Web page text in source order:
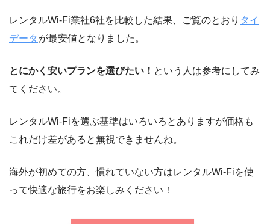
レンタルWi-Fi業社6社を比較した結果、ご覧のとおり タイ
データ が最安値となりました。
とにかく安いプランを選びたい！ という人は参考にしてみ
てください。
レンタルWi-Fiを選ぶ基準はいろいろとありますが価格も
これだけ差があると無視できませんね。
海外が初めての方、慣れていない方はレンタルWi-Fiを使
って快適な旅行をお楽しみください！